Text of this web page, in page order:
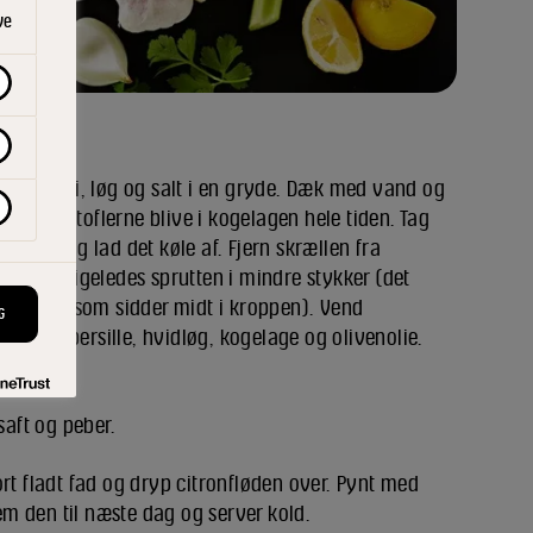
løg og salt i en gryde. Dæk med vand og
Lad kartoflerne blive i kogelagen hele tiden. Tag
og lad det køle af. Fjern skrællen fra
Skær ligeledes sprutten i mindre stykker (det
som sidder midt i kroppen). Vend
persille, hvidløg, kogelage og olivenolie.
og peber.
fladt fad og dryp citronfløden over. Pynt med
den til næste dag og server kold.